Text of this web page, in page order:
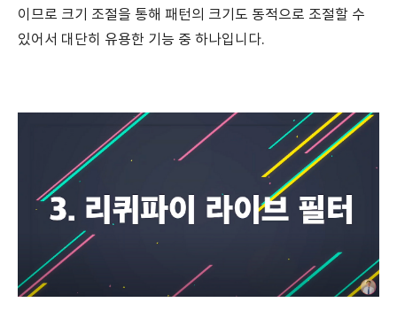
이므로 크기 조절을 통해 패턴의 크기도 동적으로 조절할 수
있어서 대단히 유용한 기능 중 하나입니다.